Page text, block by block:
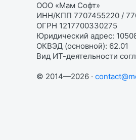
ООО «Мам Софт»
ИНН/КПП 7707455220 /
ОГРН 1217700330275
Юридический адрес:
ОКВЭД (основной): 62.01
Вид ИТ-деятельности
© 2014—2026 ·